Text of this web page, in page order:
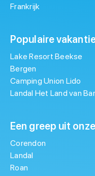
Frankrijk
Populaire
Lake Resort Beekse
Bergen
Camping Union Lido
Landal Het Land van
Een greep uit
Corendon
Landal
Roan